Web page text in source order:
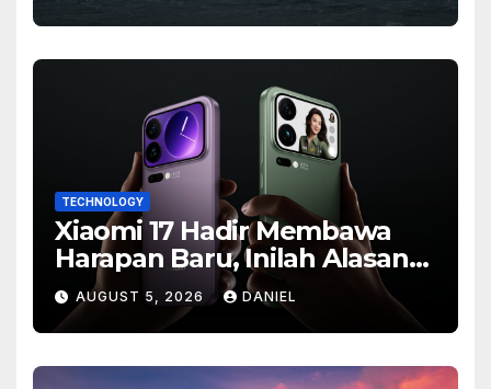
TECHNOLOGY
Xiaomi 17 Hadir Membawa
Harapan Baru, Inilah Alasan
Banyak Orang Menantikan
Ponsel Flagship Ini
AUGUST 5, 2026 DANIEL